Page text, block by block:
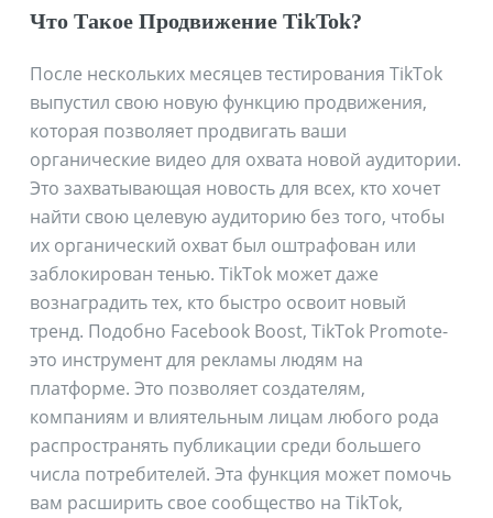
Что Такое Продвижение TikTok?
После нескольких месяцев тестирования TikTok
выпустил свою новую функцию продвижения,
которая позволяет продвигать ваши
органические видео для охвата новой аудитории.
Это захватывающая новость для всех, кто хочет
найти свою целевую аудиторию без того, чтобы
их органический охват был оштрафован или
заблокирован тенью. TikTok может даже
вознаградить тех, кто быстро освоит новый
тренд. Подобно Facebook Boost, TikTok Promote-
это инструмент для рекламы людям на
платформе. Это позволяет создателям,
компаниям и влиятельным лицам любого рода
распространять публикации среди большего
числа потребителей. Эта функция может помочь
вам расширить свое сообщество на TikTok,